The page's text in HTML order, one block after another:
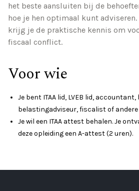
het beste aansluiten bij de
hoe je hen optimaal kunt
krijg je de praktische kennis om
fiscaal conflict.
Voor wie
Je bent ITAA lid, LVEB lid,
belastingadviseur, fiscalist of
Je wil een ITAA attest behalen. Je
deze opleiding een A-attest (2 uren).